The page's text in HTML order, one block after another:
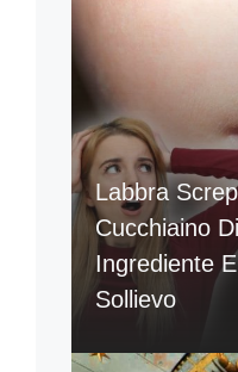
Labbra
Cucchiaino
Ingrediente
Sollievo